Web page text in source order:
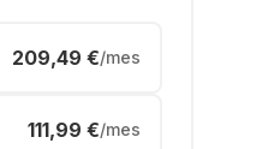
209,49 €/mes
111,99 €/mes